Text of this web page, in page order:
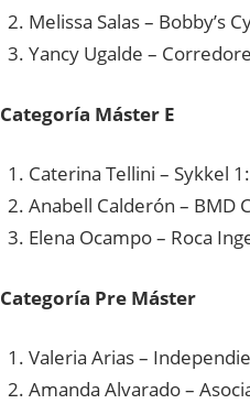
Melissa Salas – Bobby’s
Yancy Ugalde –
Categoría Máster E
Caterina Tellini – Sykkel
Anabell Calderón – BMD
Elena Ocampo – Roca
Categoría Pre Máster
Valeria Arias –
Amanda Alvarado –